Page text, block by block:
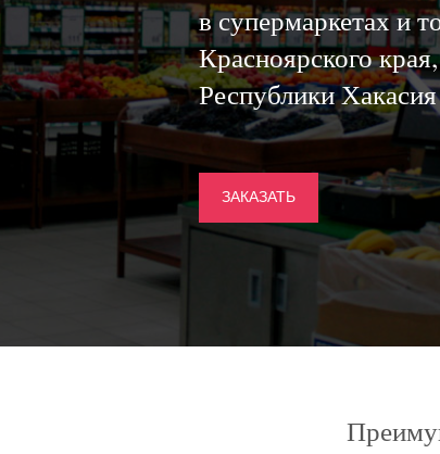
в супермаркетах и
Красноярского
Республики Хакасия
ЗАКАЗАТЬ